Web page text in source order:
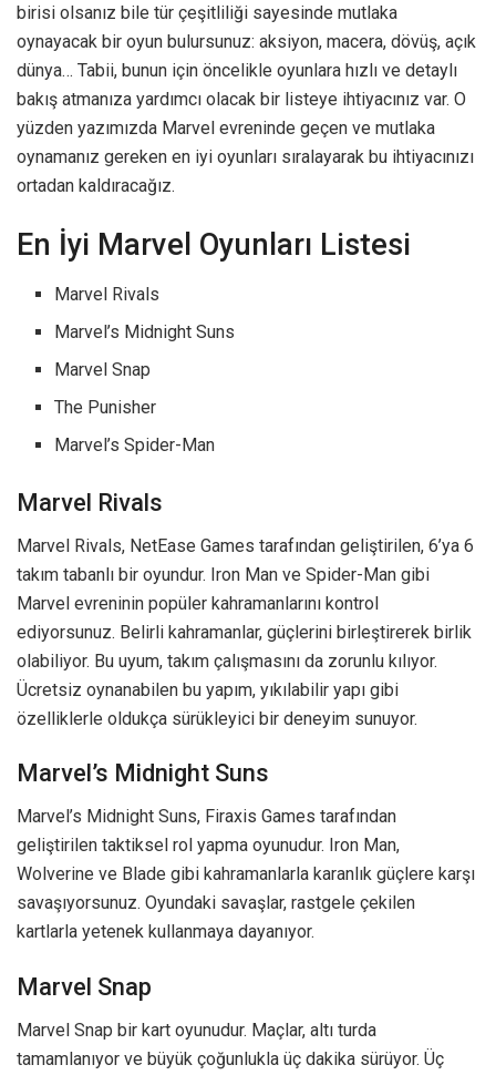
birisi olsanız bile tür çeşitliliği sayesinde mutlaka
oynayacak bir oyun bulursunuz: aksiyon, macera, dövüş, açık
dünya… Tabii, bunun için öncelikle oyunlara hızlı ve detaylı
bakış atmanıza yardımcı olacak bir listeye ihtiyacınız var. O
yüzden yazımızda Marvel evreninde geçen ve mutlaka
oynamanız gereken en iyi oyunları sıralayarak bu ihtiyacınızı
ortadan kaldıracağız.
En İyi Marvel Oyunları Listesi
Marvel Rivals
Marvel’s Midnight Suns
Marvel Snap
The Punisher
Marvel’s Spider-Man
Marvel Rivals
Marvel Rivals, NetEase Games tarafından geliştirilen, 6’ya 6
takım tabanlı bir oyundur. Iron Man ve Spider-Man gibi
Marvel evreninin popüler kahramanlarını kontrol
ediyorsunuz. Belirli kahramanlar, güçlerini birleştirerek birlik
olabiliyor. Bu uyum, takım çalışmasını da zorunlu kılıyor.
Ücretsiz oynanabilen bu yapım, yıkılabilir yapı gibi
özelliklerle oldukça sürükleyici bir deneyim sunuyor.
Marvel’s Midnight Suns
Marvel’s Midnight Suns, Firaxis Games tarafından
geliştirilen taktiksel rol yapma oyunudur. Iron Man,
Wolverine ve Blade gibi kahramanlarla karanlık güçlere karşı
savaşıyorsunuz. Oyundaki savaşlar, rastgele çekilen
kartlarla yetenek kullanmaya dayanıyor.
Marvel Snap
Marvel Snap bir kart oyunudur. Maçlar, altı turda
tamamlanıyor ve büyük çoğunlukla üç dakika sürüyor. Üç